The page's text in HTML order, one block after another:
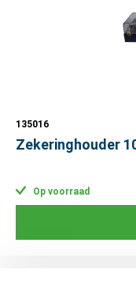
135016
Zekeringhouder
Op voorraad